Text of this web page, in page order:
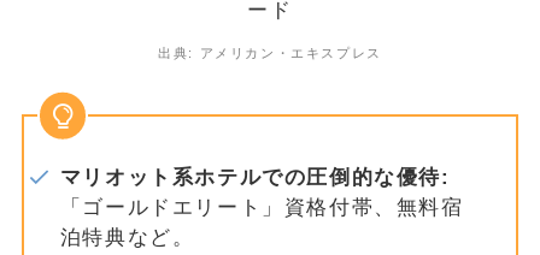
出典: アメリカン・エキスプレス
マリオット系ホテルでの圧倒的な優待:
「ゴールドエリート」資格付帯、無料宿
泊特典など。